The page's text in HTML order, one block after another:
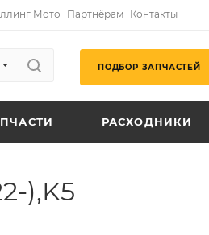
Мото Партнёрам Контакты
ПОДБОР ЗАПЧАСТЕЙ
РАСХОДНИКИ
),K5